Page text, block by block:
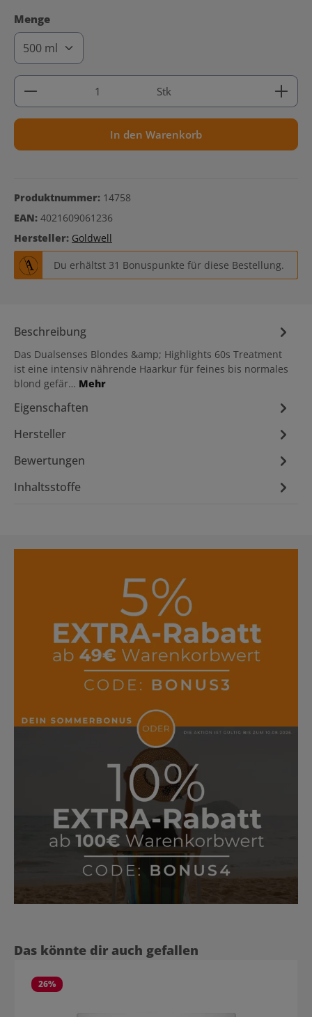
Mengeauswählen
Produkt Anzahl: Gib den gewünschten Wert ein
Stk
In den Warenkorb
Produktnummer: 14758
EAN: 4021609061236
Hersteller: Goldwell
Du erhältst 31 Bonuspunkte für diese Bestellung.
Beschreibung
Das Dualsenses Blondes &amp; Highlights 60s Treatment
ist eine intensiv nährende Haarkur für feines bis normales
blond gefär… Mehr
Eigenschaften
Hersteller
Bewertungen
Inhaltsstoffe
Produktgalerie überspringen
Das könnte dir auch gefallen
26%